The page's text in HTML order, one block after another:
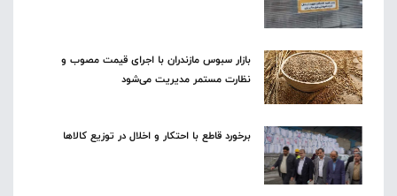
بازار سبوس مازندران با اجرای قیمت مصوب و
نظارت مستمر مدیریت می‌شود
برخورد قاطع با احتکار و اخلال در توزیع کالاها